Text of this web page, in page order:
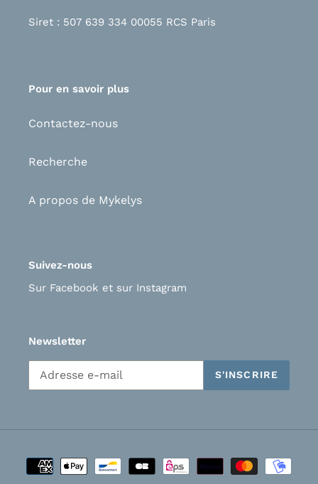
Siret : 507 639 334 00055 RCS Paris
Pour en savoir plus
Contactez-nous
Recherche
A propos de Mykelys
Suivez-nous
Sur Facebook et sur Instagram
Newsletter
S'INSCRIRE
Moyens
de